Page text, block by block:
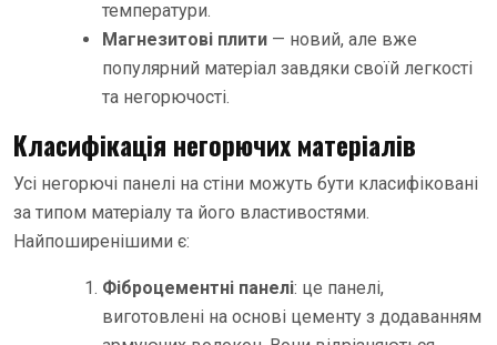
температури.
Магнезитові плити — новий, але вже
популярний матеріал завдяки своїй легкості
та негорючості.
Класифікація негорючих матеріалів
Усі негорючі панелі на стіни можуть бути класифіковані
за типом матеріалу та його властивостями.
Найпоширенішими є:
Фіброцементні панелі: це панелі,
виготовлені на основі цементу з додаванням